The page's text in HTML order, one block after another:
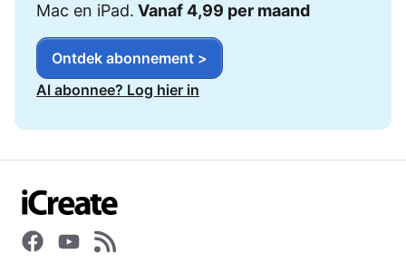
Mac en iPad. Vanaf 4,99 per maand
Ontdek abonnement >
Al abonnee? Log hier in